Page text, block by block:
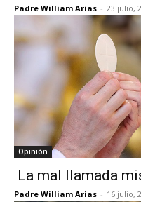
Padre William Arias - 23 julio,
Opinión
La mal llamada
Padre William Arias - 16 julio,